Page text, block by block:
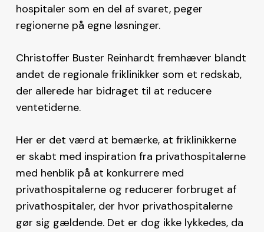
hospitaler som en del af svaret, peger
regionerne på egne løsninger.
Christoffer Buster Reinhardt fremhæver blandt
andet de regionale friklinikker som et redskab,
der allerede har bidraget til at reducere
ventetiderne.
Her er det værd at bemærke, at friklinikkerne
er skabt med inspiration fra privathospitalerne
med henblik på at konkurrere med
privathospitalerne og reducerer forbruget af
privathospitaler, der hvor privathospitalerne
gør sig gældende. Det er dog ikke lykkedes, da